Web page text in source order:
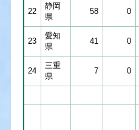
22
静岡
県
58 0
23
愛知
県
41 0
24
三重
県
7 0